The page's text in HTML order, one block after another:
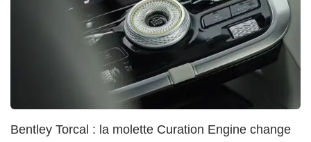
Bentley Torcal : la molette Curation Engine change